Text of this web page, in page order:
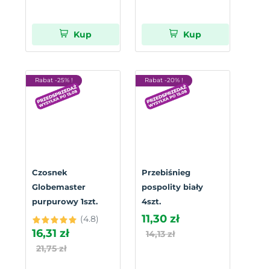
Kup Kup
Rabat -25% !
Czosnek
Globemaster
purpurowy 1szt.
(4.8)
16,31 zł
21,75 zł
Rabat -20% !
Przebiśnieg
pospolity biały
4szt.
11,30 zł
14,13 zł